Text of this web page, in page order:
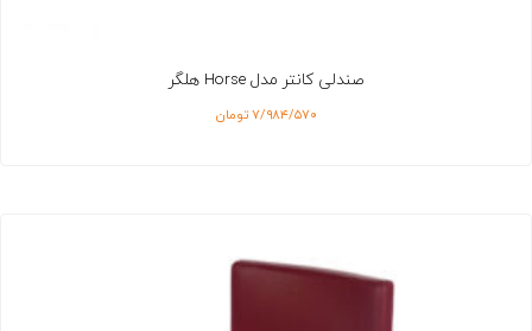
صندلی کانتر مدل Horse هلگر
۷/۹۸۴/۵۷۰ تومان